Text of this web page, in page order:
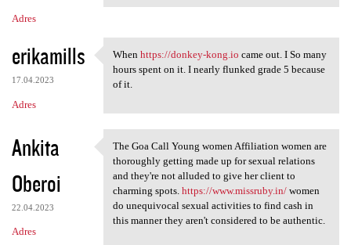
Adres
erikamills
17.04.2023
Adres
When https://donkey-kong.io
When https://donkey-kong.io came out. I So many
hours spent on it. I nearly flunked grade 5 because
of it.
Ankita
Oberoi
22.04.2023
Adres
The Goa Call Young women
The Goa Call Young women Affiliation women are
thoroughly getting made up for sexual relations
and they're not alluded to give her client to
charming spots. https://www.missruby.in/women
do unequivocal sexual activities to find cash in
this manner they aren't considered to be authentic.